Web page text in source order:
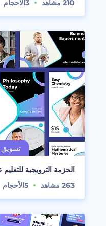
210 مشاهد 3 الأحجام
الحزمة الترويجية للتعليم
263 مشاهد 5الأحجام